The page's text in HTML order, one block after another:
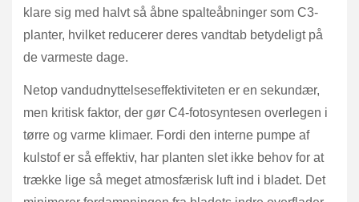
klare sig med halvt så åbne spalteåbninger som C3-
planter, hvilket reducerer deres vandtab betydeligt på
de varmeste dage.
Netop vandudnyttelseseffektiviteten er en sekundær,
men kritisk faktor, der gør C4-fotosyntesen overlegen i
tørre og varme klimaer. Fordi den interne pumpe af
kulstof er så effektiv, har planten slet ikke behov for at
trække lige så meget atmosfærisk luft ind i bladet. Det